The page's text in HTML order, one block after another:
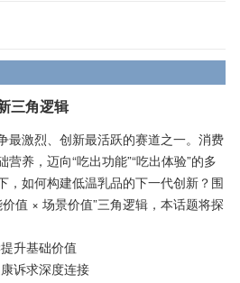
三角逻辑
最激烈、创新最活跃的赛道之一。消费
养，迈向“吃出功能”“吃出体验”的多
，如何构建低温乳品的下一代创新？围
值 × 场景价值”三角逻辑，本话题将探
升基础价值
诉求深度连接